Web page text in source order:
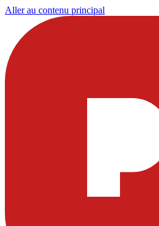
Aller au contenu principal